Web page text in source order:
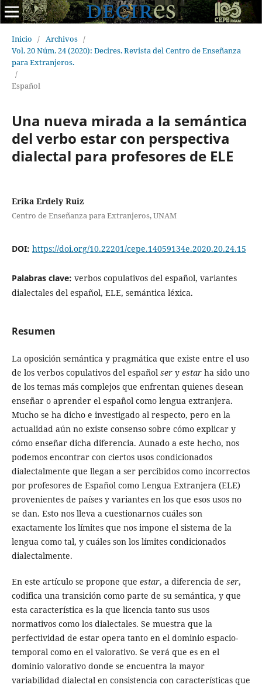
Inicio / Archivos /
Vol. 20 Núm. 24 (2020): Decires. Revista del Centro de Enseñanza
para Extranjeros.
/
Español
Una nueva mirada a la semántica
del verbo estar con perspectiva
dialectal para profesores de ELE
Erika Erdely Ruiz
Centro de Enseñanza para Extranjeros, UNAM
DOI: https://doi.org/10.22201/cepe.14059134e.2020.20.24.15
Palabras clave: verbos copulativos del español, variantes
dialectales del español, ELE, semántica léxica.
Resumen
La oposición semántica y pragmática que existe entre el uso
de los verbos copulativos del español sery estarha sido uno
de los temas más complejos que enfrentan quienes desean
enseñar o aprender el español como lengua extranjera.
Mucho se ha dicho e investigado al respecto, pero en la
actualidad aún no existe consenso sobre cómo explicar y
cómo enseñar dicha diferencia. Aunado a este hecho, nos
podemos encontrar con ciertos usos condicionados
dialectalmente que llegan a ser percibidos como incorrectos
por profesores de Español como Lengua Extranjera (ELE)
provenientes de países y variantes en los que esos usos no
se dan. Esto nos lleva a cuestionarnos cuáles son
exactamente los límites que nos impone el sistema de la
lengua como tal, y cuáles son los límites condicionados
dialectalmente.
En este artículo se propone que estar, a diferencia de ser,
codifica una transición como parte de su semántica, y que
esta característica es la que licencia tanto sus usos
normativos como los dialectales. Se muestra que la
perfectividad de estar opera tanto en el dominio espacio-
temporal como en el valorativo. Se verá que es en el
dominio valorativo donde se encuentra la mayor
variabilidad dialectal en consistencia con características que